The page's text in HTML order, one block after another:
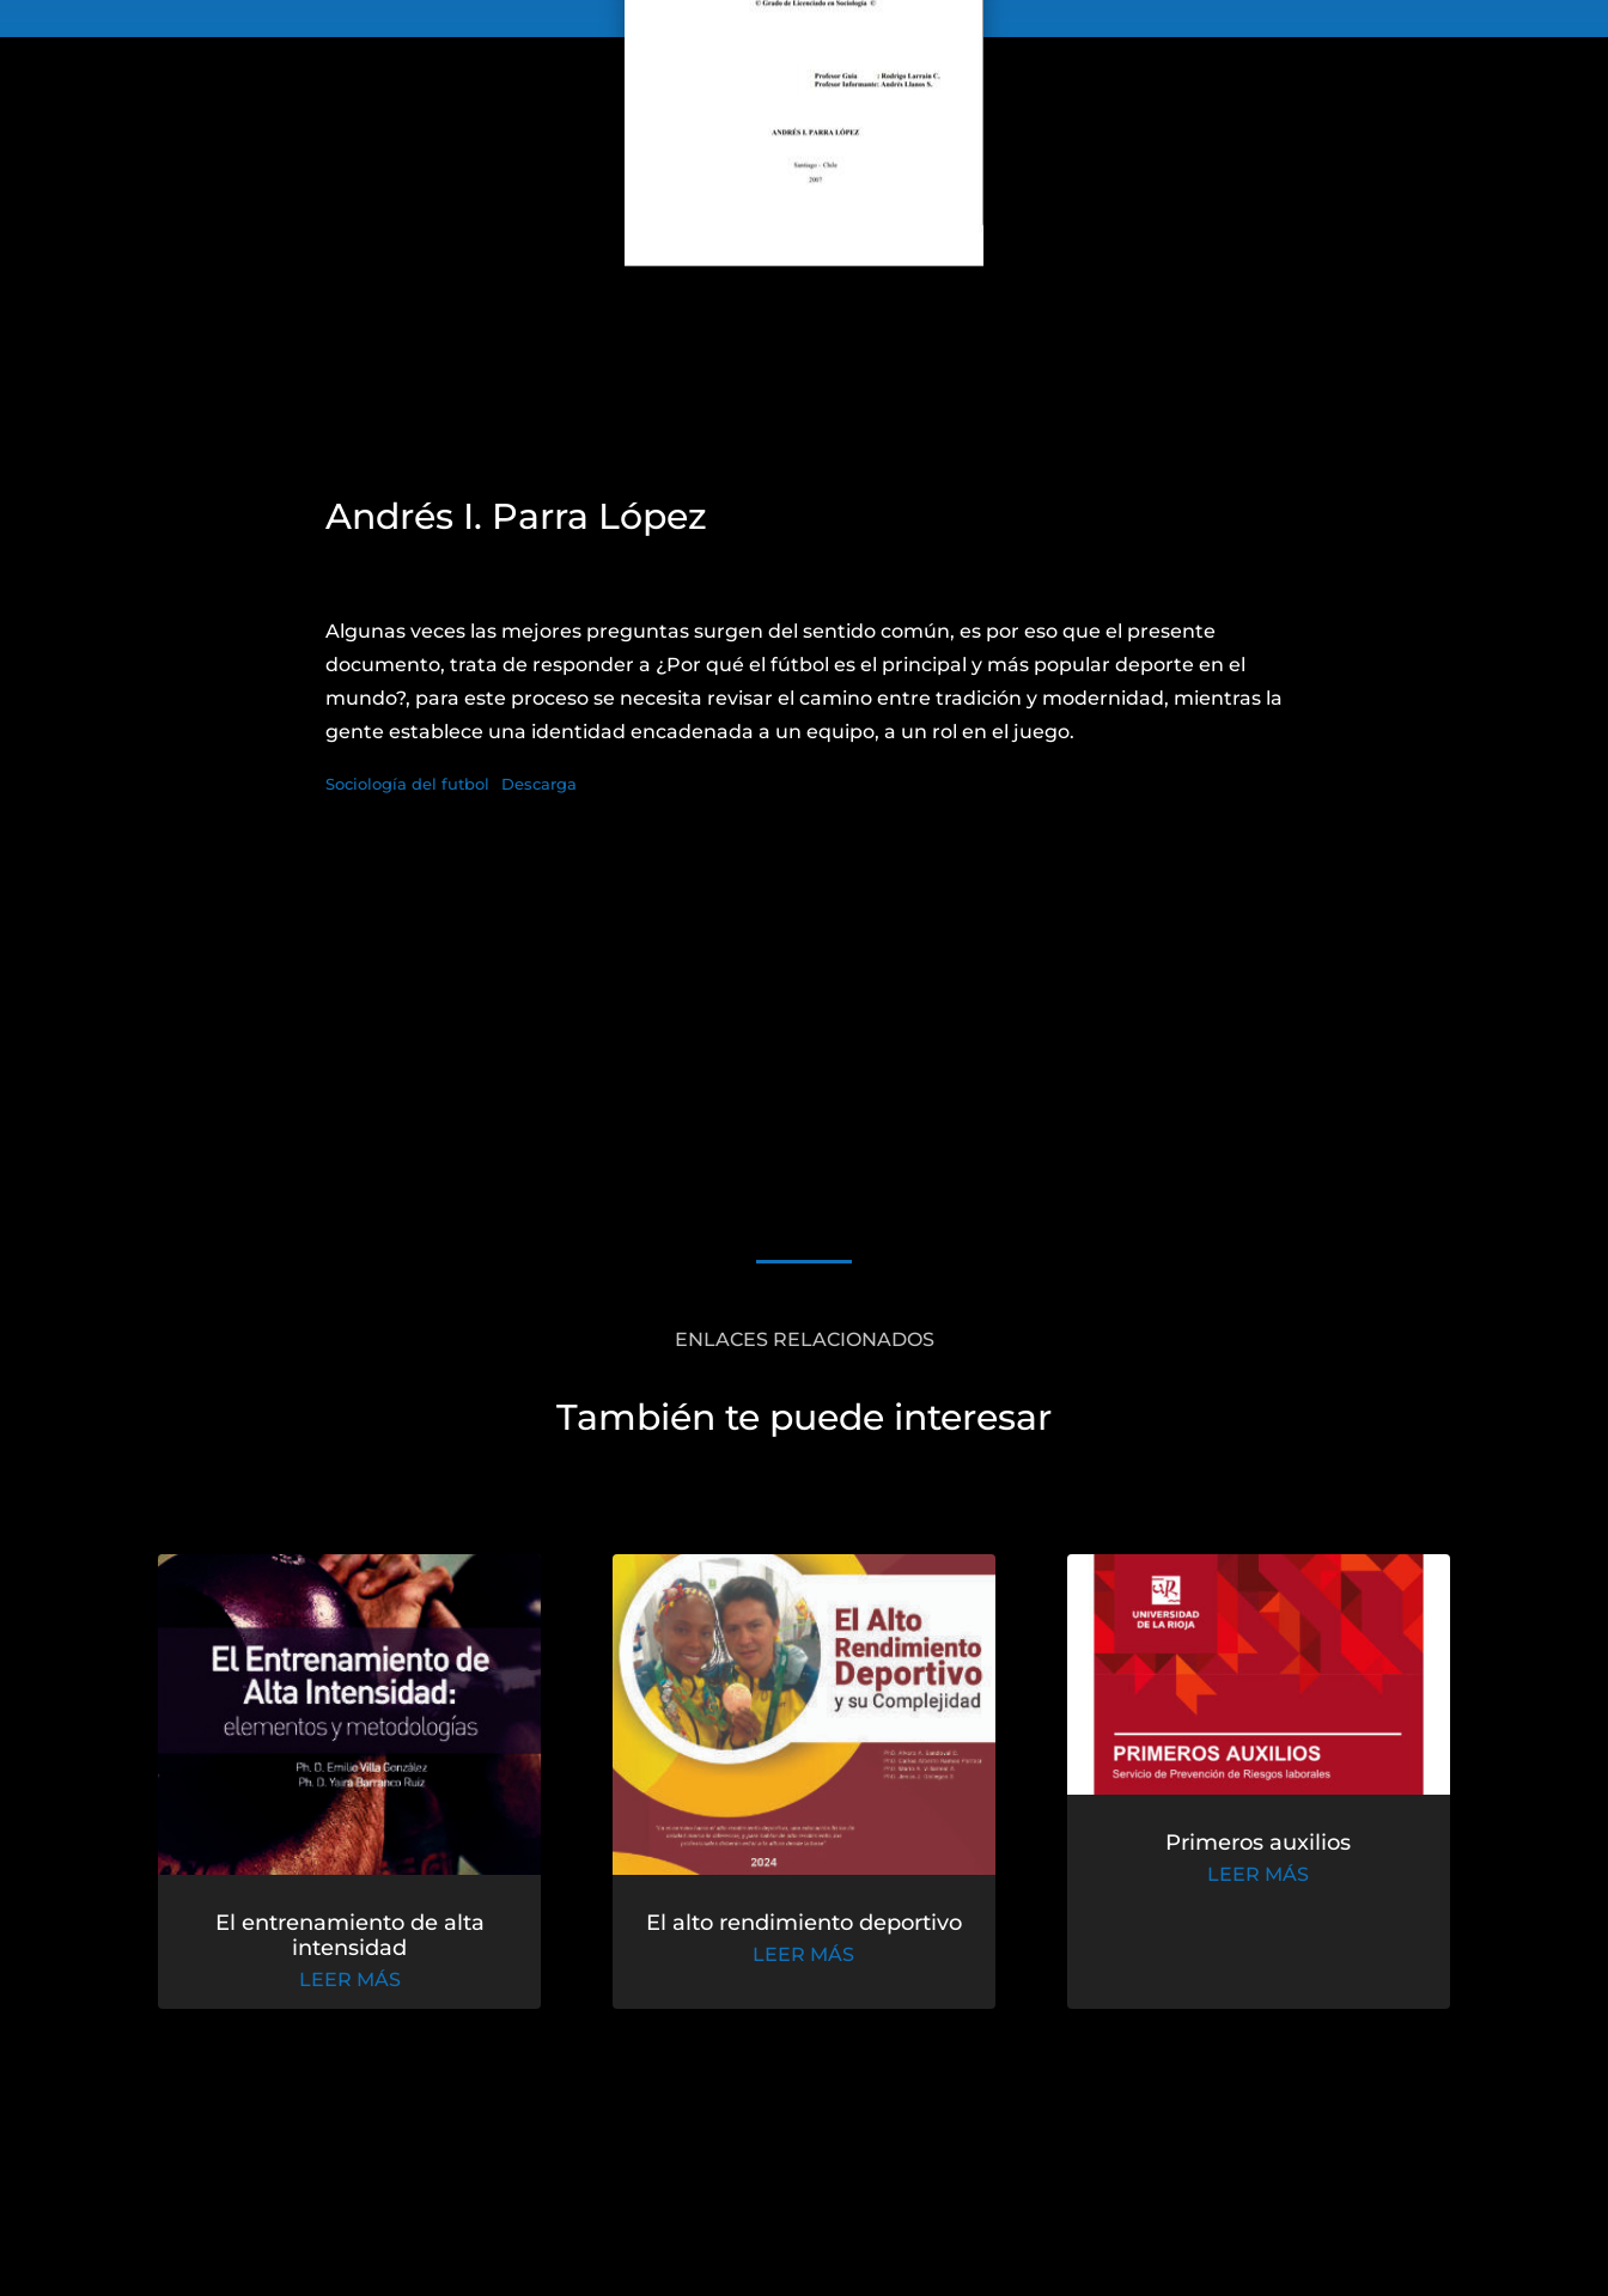
Andrés I. Parra López
Algunas veces las mejores preguntas surgen del sentido común, es por eso que el presente
documento, trata de responder a ¿Por qué el fútbol es el principal y más popular deporte en el
mundo?, para este proceso se necesita revisar el camino entre tradición y modernidad, mientras la
gente establece una identidad encadenada a un equipo, a un rol en el juego.
Sociología del futbol Descarga
ENLACES RELACIONADOS
También te puede interesar
El entrenamiento de alta
intensidad
LEER MÁS
El alto rendimiento deportivo
LEER MÁS
Primeros auxilios
LEER MÁS